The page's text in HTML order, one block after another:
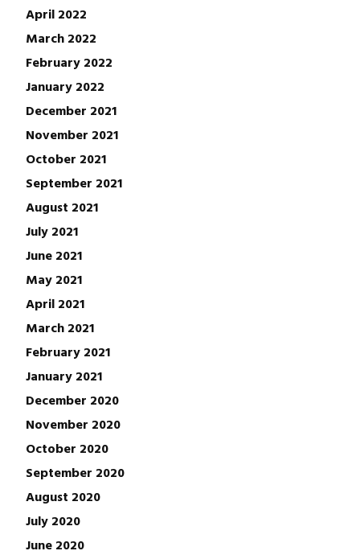
April 2022
March 2022
February 2022
January 2022
December 2021
November 2021
October 2021
September 2021
August 2021
July 2021
June 2021
May 2021
April 2021
March 2021
February 2021
January 2021
December 2020
November 2020
October 2020
September 2020
August 2020
July 2020
June 2020